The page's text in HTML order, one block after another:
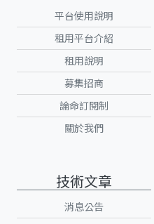
平台使用說明
租用平台介紹
租用說明
募集招商
論命訂閱制
關於我們
技術文章
消息公告